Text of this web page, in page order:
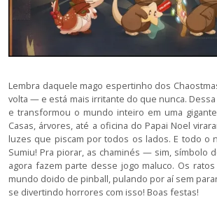
Lembra daquele mago espertinho dos
volta — e está mais irritante do que nunca.
e transformou o mundo inteiro em uma
Casas, árvores, até a oficina do Papai Noel
luzes que piscam por todos os lados. E todo o
Sumiu! Pra piorar, as chaminés — sim, símbolo
agora fazem parte desse jogo maluco. Os
mundo doido de pinball, pulando por aí sem
se divertindo horrores com isso! Boas festas!